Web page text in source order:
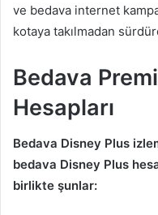
ve bedava internet
kotaya takılmadan
Bedava
Hesapları
Bedava Disney Plus
bedava Disney Plus
birlikte şunlar: